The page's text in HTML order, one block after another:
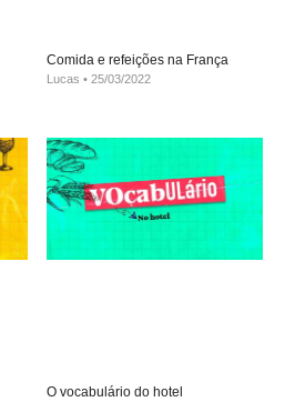
Comida e refeições na França
Lucas 25/03/2022
O vocabulário do hotel